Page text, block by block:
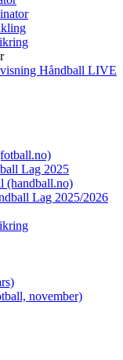
Håndball LIVE
Lag 2025
(handball.no)
Lag 2025/2026
november)